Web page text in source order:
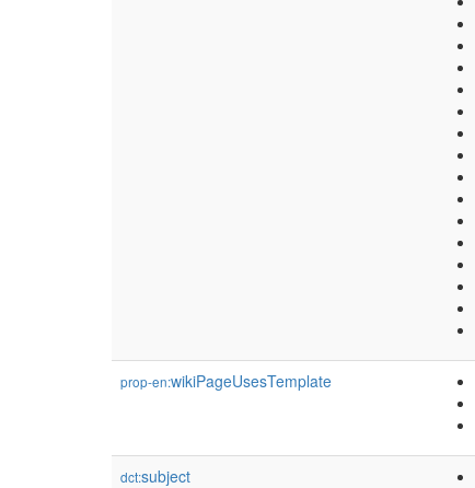
prop-en:wikiPageUsesTemplate
dct:subject